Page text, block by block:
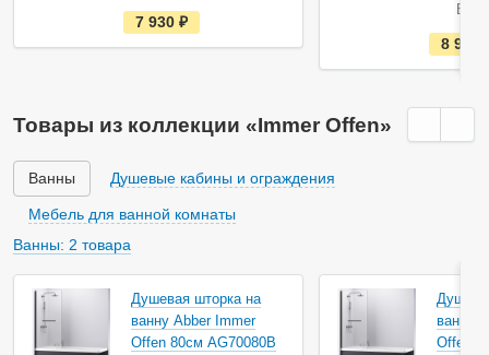
е
с
т
л
и
и
7 930
В
8 904
Товары из коллекции «Immer Offen»
Ванны Душевые кабины и ограждения
Мебель для ванной комнаты
Ванны: 2 товара
Душевая шторка на
ванну Abber Immer
Offen 80см AG70080B
ванну
Offen